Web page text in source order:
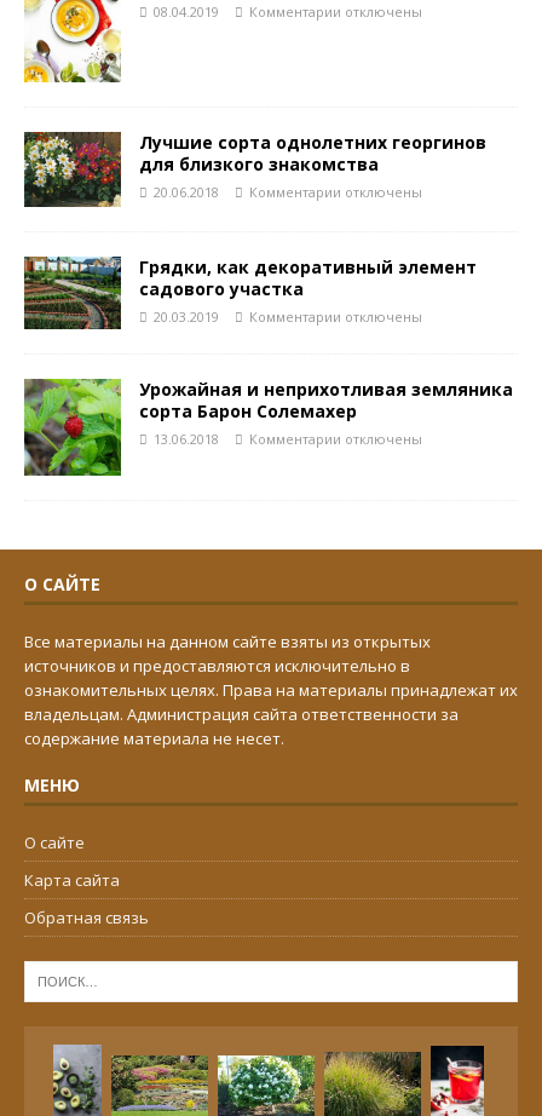
08.04.2019 Комментарии отключены
Лучшие сорта однолетних георгинов
для близкого знакомства
20.06.2018 Комментарии отключены
Грядки, как декоративный элемент
садового участка
20.03.2019 Комментарии отключены
Урожайная и неприхотливая земляника
сорта Барон Солемахер
13.06.2018 Комментарии отключены
О САЙТЕ
Все материалы на данном сайте взяты из открытых
источников и предоставляются исключительно в
ознакомительных целях. Права на материалы принадлежат их
владельцам. Администрация сайта ответственности за
содержание материала не несет.
МЕНЮ
О сайте
Карта сайта
Обратная связь